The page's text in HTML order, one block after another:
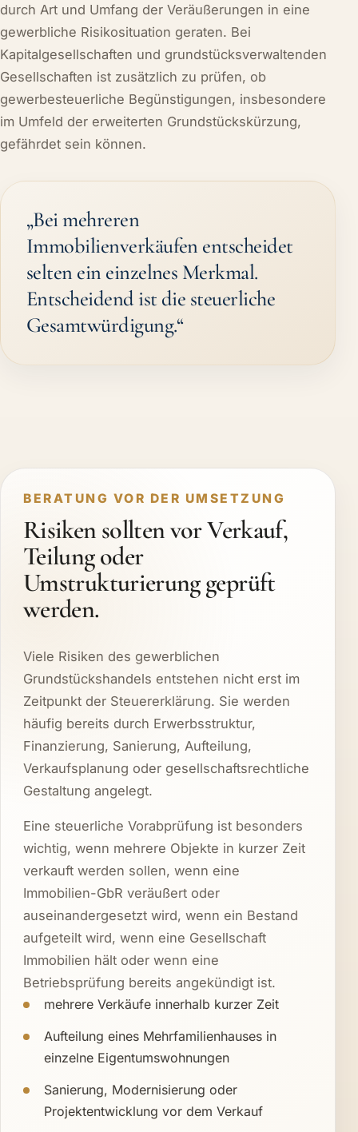
durch Art und Umfang der Veräußerungen in eine
gewerbliche Risikosituation geraten. Bei
Kapitalgesellschaften und grundstücksverwaltenden
Gesellschaften ist zusätzlich zu prüfen, ob
gewerbesteuerliche Begünstigungen, insbesondere
im Umfeld der erweiterten Grundstückskürzung,
gefährdet sein können.
„Bei mehreren
Immobilienverkäufen entscheidet
selten ein einzelnes Merkmal.
Entscheidend ist die steuerliche
Gesamtwürdigung.“
BERATUNG VOR DER UMSETZUNG
Risiken sollten vor Verkauf,
Teilung oder
Umstrukturierung geprüft
werden.
Viele Risiken des gewerblichen
Grundstückshandels entstehen nicht erst im
Zeitpunkt der Steuererklärung. Sie werden
häufig bereits durch Erwerbsstruktur,
Finanzierung, Sanierung, Aufteilung,
Verkaufsplanung oder gesellschaftsrechtliche
Gestaltung angelegt.
Eine steuerliche Vorabprüfung ist besonders
wichtig, wenn mehrere Objekte in kurzer Zeit
verkauft werden sollen, wenn eine
Immobilien-GbR veräußert oder
auseinandergesetzt wird, wenn ein Bestand
aufgeteilt wird, wenn eine Gesellschaft
Immobilien hält oder wenn eine
Betriebsprüfung bereits angekündigt ist.
mehrere Verkäufe innerhalb kurzer Zeit
Aufteilung eines Mehrfamilienhauses in
einzelne Eigentumswohnungen
Sanierung, Modernisierung oder
Projektentwicklung vor dem Verkauf